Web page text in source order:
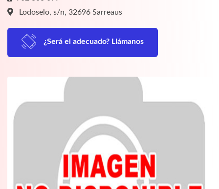
Lodoselo, s/n, 32696 Sarreaus
¿Será el adecuado? Llámanos